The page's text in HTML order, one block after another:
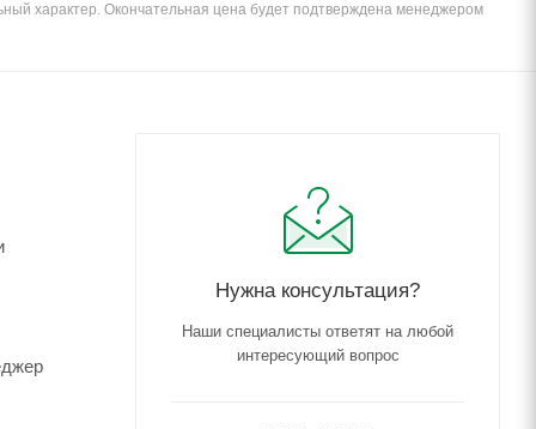
характер. Окончательная цена будет подтверждена менеджером
Нужна консультация?
Наши специалисты ответят на любой
интересующий вопрос